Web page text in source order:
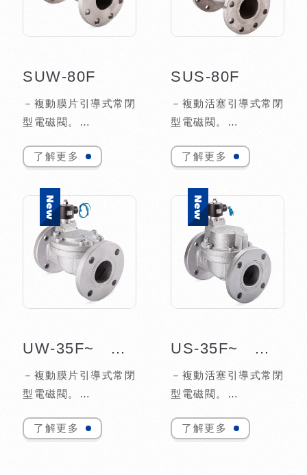
SUW-80F
－複動膜片引導式常閉
型電磁閥。
列，一體式法蘭口。
氣、輕油。
了解更多
SUS-80F
－複動活塞引導式常閉
型電磁閥。
列，一體式法蘭口。
氣、蒸氣、輕油。
了解更多
UW-35F~ 100F
－複動膜片引導式常閉
型電磁閥。
列，一體式法蘭口。
了解更多
US-35F~ 100F
－複動活塞引導式常閉
型電磁閥。
列，一體式法蘭口。
了解更多